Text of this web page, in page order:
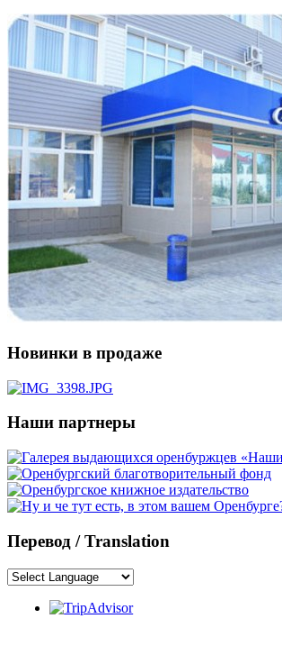
Новинки в продаже
Наши партнеры
Перевод / Translation